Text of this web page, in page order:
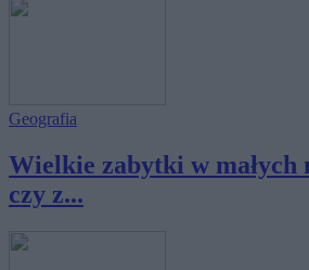
Geografia
Wielkie zabytki w małych
czy z...